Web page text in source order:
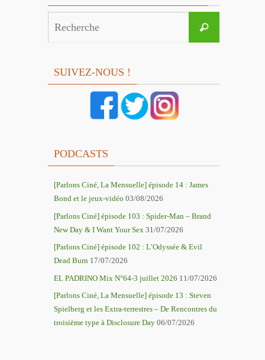
Recherche
SUIVEZ-NOUS !
PODCASTS
[Parlons Ciné, La Mensuelle] épisode 14 : James
Bond et le jeux-vidéo 03/08/2026
[Parlons Ciné] épisode 103 : Spider-Man – Brand
New Day & I Want Your Sex 31/07/2026
[Parlons Ciné] épisode 102 : L’Odyssée & Evil
Dead Burn 17/07/2026
EL PADRINO Mix N°64-3 juillet 2026 11/07/2026
[Parlons Ciné, La Mensuelle] épisode 13 : Steven
Spielberg et les Extra-terrestres – De Rencontres du
troisième type à Disclosure Day 06/07/2026